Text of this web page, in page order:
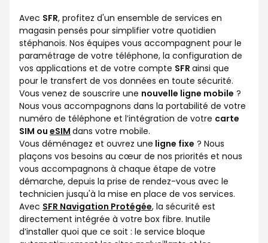
Avec SFR, profitez d'un ensemble de services en
magasin pensés pour simplifier votre quotidien
stéphanois. Nos équipes vous accompagnent pour le
paramétrage de votre téléphone, la configuration de
vos applications et de votre compte SFR ainsi que
pour le transfert de vos données en toute sécurité.
Vous venez de souscrire une nouvelle ligne mobile ?
Nous vous accompagnons dans la portabilité de votre
numéro de téléphone et l’intégration de votre carte
SIM ou eSIM dans votre mobile.
Vous déménagez et ouvrez une ligne fixe ? Nous
plaçons vos besoins au cœur de nos priorités et nous
vous accompagnons à chaque étape de votre
démarche, depuis la prise de rendez-vous avec le
technicien jusqu'à la mise en place de vos services.
Avec SFR Navigation Protégée, la sécurité est
directement intégrée à votre box fibre. Inutile
d’installer quoi que ce soit : le service bloque